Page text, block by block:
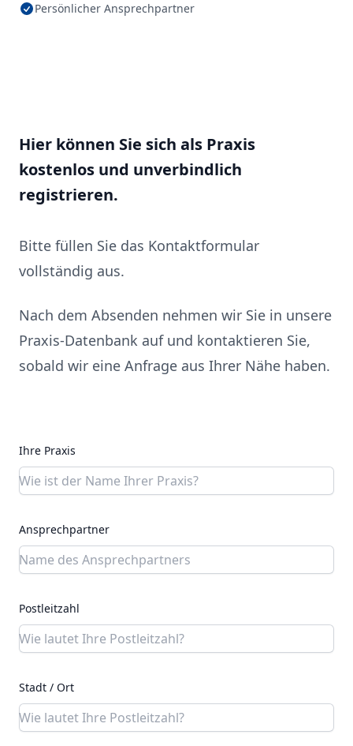
Persönlicher Ansprechpartner
Hier können Sie sich als Praxis
kostenlos und unverbindlich
registrieren.
Bitte füllen Sie das Kontaktformular
vollständig aus.
Nach dem Absenden nehmen wir Sie in unsere
Praxis-Datenbank auf und kontaktieren Sie,
sobald wir eine Anfrage aus Ihrer Nähe haben.
Ihre Praxis
Ansprechpartner
Postleitzahl
Stadt / Ort